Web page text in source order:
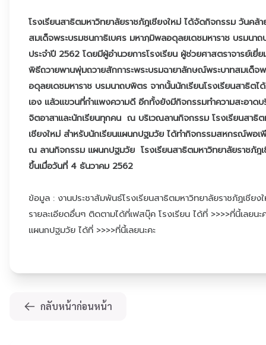
โรงเรียนสาธิตมหาวิทยาลัยราชภัฎเชียงใหม่ ได้จัดกิจกรรม วันคล้
สมเด็จพระบรมชนกาธิเบศร มหาภฺมิพลอดุลยเดชมหาราช บรมนา
ประจำปี 2562 โดยมีผู้อำนวยการโรงเรียน ผู้ช่วยศาสตราจารย์เ
พิธีถวายพานพุ่มถวายสักการะพระบรมฉายาลักษณ์พระบาทสมเด็จ
อดุลยเดชมหาราช บรมนาถบพิตร จากนั้นนักเรียนโรงเรียนสาธิต
เอง แล้วแขวนที่กำแพงความดี อีกทั้งยังมีกิจกรรมทำความสะอาดบ
จิตอาสาและนักเรียนทุกคน ณ บริเวณลานกิจกรรม โรงเรียนสาธิ
เชียงใหม่ สำหรับนักเรียนแผนกปฐมวัย ได้ทำกิจกรรมสหกรณ์พอ
ณ ลานกิจกรรม แผนกปฐมวัย โรงเรียนสาธิตมหาวิทยาลัยราชภัฎ
ขึ้นเมื่อวันที่ 4 ธันวาคม 2562
ข้อมูล : งานประชาสัมพันธ์โรงเรียนสาธิตมหาวิทยาลัยราชภัฏเชียง
รายละเอียดอื่นๆ ติดตามได้ที่เฟสบุ๊ค โรงเรียน ได้ที่ >>>>ที่นี้เลยนะ
แผนกปฐมวัย ได้ที่ >>>>ที่นี้เลยนะคะ
กลับหน้าก่อนหน้า